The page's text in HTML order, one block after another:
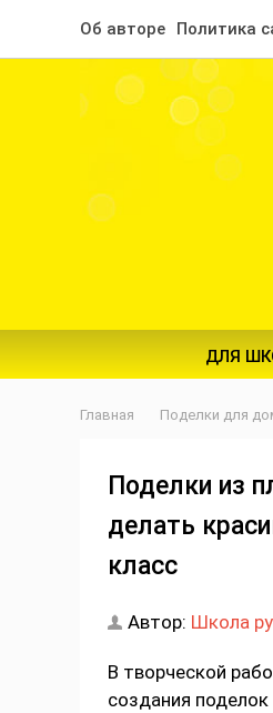
Об авторе Политика
ДЛЯ
Главная Поделки для
Поделки из
делать
класс
Автор: Школа
В творческой
создания